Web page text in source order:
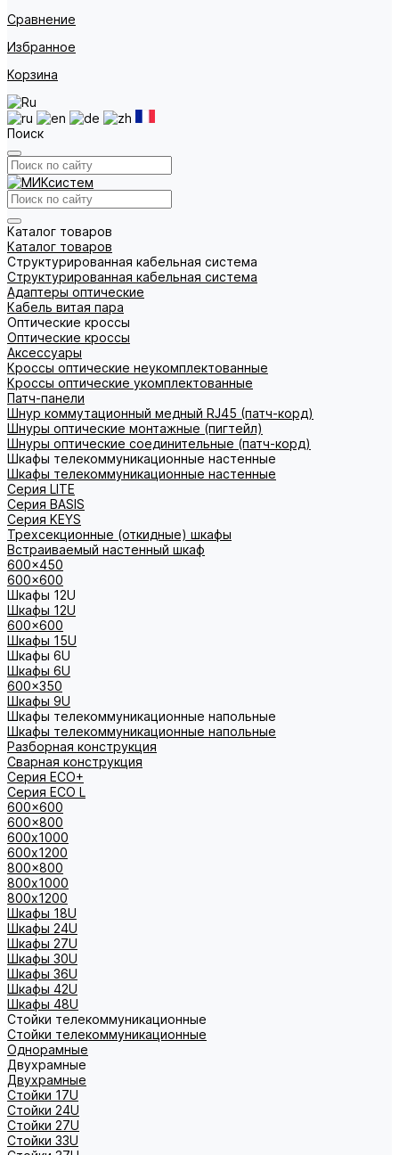
Сравнение
Избранное
Корзина
Поиск
Каталог товаров
Каталог товаров
Структурированная кабельная система
Структурированная кабельная система
Адаптеры оптические
Кабель витая пара
Оптические кроссы
Оптические кроссы
Аксессуары
Кроссы оптические неукомплектованные
Кроссы оптические укомплектованные
Патч-панели
Шнур коммутационный медный RJ45 (патч-корд)
Шнуры оптические монтажные (пигтейл)
Шнуры оптические соединительные (патч-корд)
Шкафы телекоммуникационные настенные
Шкафы телекоммуникационные настенные
Cерия LITE
Cерия BASIS
Cерия KEYS
Трехсекционные (откидные) шкафы
Встраиваемый настенный шкаф
600x450
600x600
Шкафы 12U
Шкафы 12U
600x600
Шкафы 15U
Шкафы 6U
Шкафы 6U
600x350
Шкафы 9U
Шкафы телекоммуникационные напольные
Шкафы телекоммуникационные напольные
Разборная конструкция
Сварная конструкция
Серия ECO+
Серия ECO L
600x600
600x800
600х1000
600х1200
800x800
800х1000
800х1200
Шкафы 18U
Шкафы 24U
Шкафы 27U
Шкафы 30U
Шкафы 36U
Шкафы 42U
Шкафы 48U
Стойки телекоммуникационные
Стойки телекоммуникационные
Однорамные
Двухрамные
Двухрамные
Стойки 17U
Стойки 24U
Стойки 27U
Стойки 33U